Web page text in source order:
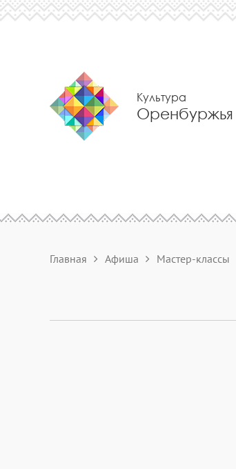
Культура
Оренбуржья
Главная Афиша Мастер-классы